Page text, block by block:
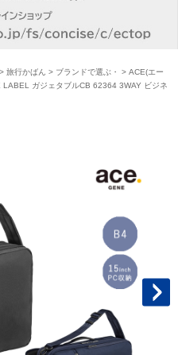
旅行かばん > ブランドで選ぶ・ > ACE(エー
ガジェタブルCB 62364 3WAY ビジネ